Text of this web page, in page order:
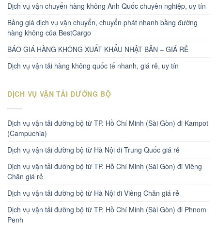
Dịch vụ vận chuyển hàng không Anh Quốc chuyên nghiệp, uy tín
Bảng giá dịch vụ vận chuyển, chuyển phát nhanh bằng đường
hàng không của BestCargo
BÁO GIÁ HÀNG KHÔNG XUẤT KHẨU NHẬT BẢN – GIÁ RẺ
Dịch vụ vận tải hàng không quốc tế nhanh, giá rẻ, uy tín
DỊCH VỤ VẬN TẢI ĐƯỜNG BỘ
Dịch vụ vận tải đường bộ từ TP. Hồ Chí Minh (Sài Gòn) đi Kampot
(Campuchia)
Dịch vụ vận tải đường bộ từ Hà Nội đi Trung Quốc giá rẻ
Dịch vụ vận tải đường bộ từ TP. Hồ Chí Minh (Sài Gòn) đi Viêng
Chăn giá rẻ
Dịch vụ vận tải đường bộ từ Hà Nội đi Viêng Chăn giá rẻ
Dịch vụ vận tải đường bộ từ TP. Hồ Chí Minh (Sài Gòn) đi Phnom
Penh